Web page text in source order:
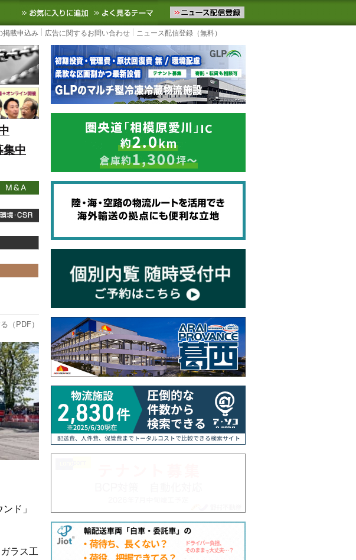
内外の最新の物流ニュースをお届けします。物流ニュースメール配信を登録す
お気に入りに追加 よく見るテーマ
掲載申込み 広告に関するお問い合わせ ニュース配信登録（無料）
中
（PDF）
ド」
ラス工